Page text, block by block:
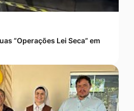
“Operações Lei Seca” em